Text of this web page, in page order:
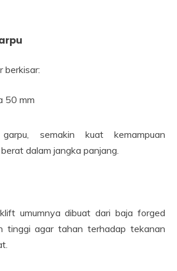
berkisar:
50 mm
semakin kuat kemampuan
dalam jangka panjang.
umumnya dibuat dari baja forged
tinggi agar tahan terhadap tekanan